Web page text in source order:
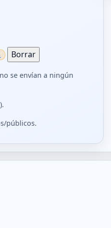
Borrar
se envían a ningún
públicos.